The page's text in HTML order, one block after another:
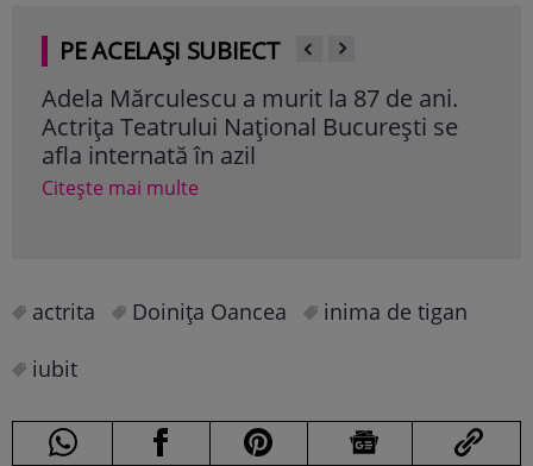
PE ACELAȘI SUBIECT
Adela Mărculescu a murit la 87 de ani.
Actrița Teatrului Național București se
afla internată în azil
Citește mai multe
actrita Doiniţa Oancea
inima de tigan
iubit